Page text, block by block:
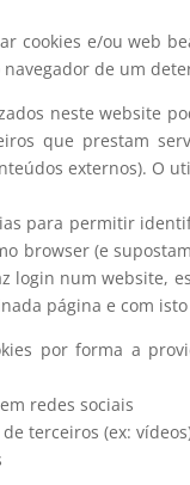
cookies e/ou web
navegador de um
neste website
que prestam
externos). O
para permitir
browser (e
login num website,
página e com
por forma a
redes sociais
terceiros (ex: